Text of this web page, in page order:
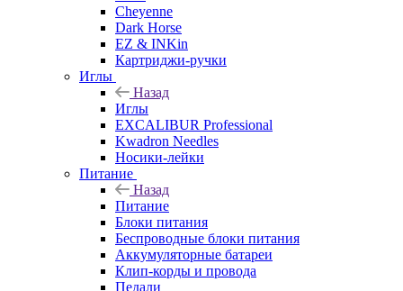
Cheyenne
Dark Horse
EZ & INKin
Картриджи-ручки
Иглы
Назад
Иглы
EXCALIBUR Professional
Kwadron Needles
Носики-лейки
Питание
Назад
Питание
Блоки питания
Беспроводные блоки питания
Аккумуляторные батареи
Клип-корды и провода
Педали